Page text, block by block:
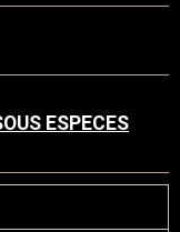
ESPECES